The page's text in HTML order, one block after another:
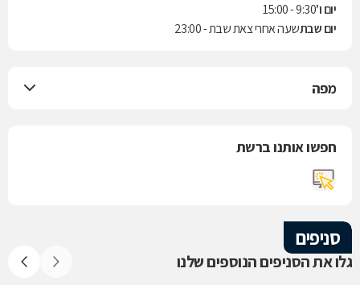
יום ו'9:30 - 15:00
יום שבתשעה אחרי צאת שבת - 23:00
מפה
חפשו אותנו ברשת
סניפים
גלו את הסניפים הנוספים שלנו